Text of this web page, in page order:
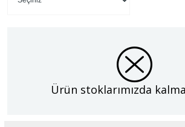
Ürün stoklarımızda